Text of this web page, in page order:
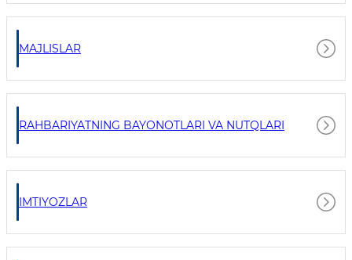
MAJLISLAR
RAHBARIYATNING BAYONOTLARI VA NUTQLARI
IMTIYOZLAR